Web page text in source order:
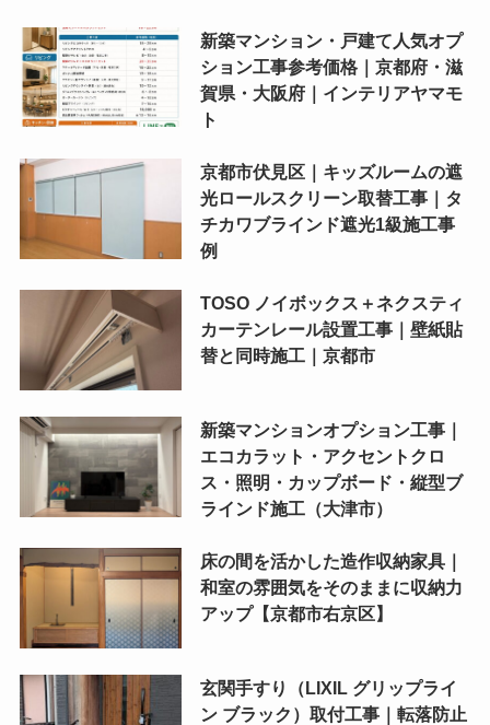
新築マンション・戸建て人気オプ
ション工事参考価格｜京都府・滋
賀県・大阪府｜インテリアヤマモ
ト
京都市伏見区｜キッズルームの遮
光ロールスクリーン取替工事｜タ
チカワブラインド遮光1級施工事
例
TOSO ノイボックス＋ネクスティ
カーテンレール設置工事｜壁紙貼
替と同時施工｜京都市
新築マンションオプション工事｜
エコカラット・アクセントクロ
ス・照明・カップボード・縦型ブ
ラインド施工（大津市）
床の間を活かした造作収納家具｜
和室の雰囲気をそのままに収納力
アップ【京都市右京区】
玄関手すり（LIXIL グリップライ
ン ブラック）取付工事｜転落防止